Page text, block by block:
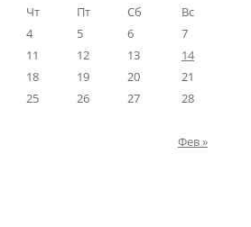
Чт Пт Сб
Вс
4 5 6
7
11 12 13
14
18 19 20
21
25 26 27
28
Фев »